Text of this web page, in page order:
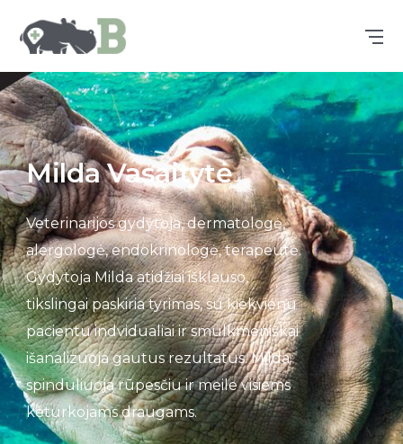
Milda Vasaitytė
Veterinarijos gydytoja, dermatologė,
alergologė, endokrinologė, terapeutė.
Gydytoja Milda atidžiai išklauso,
tikslingai paskiria tyrimas, su kiekvienu
pacientu indvidualiai ir smulkmeniškai
išanalizuoja gautus rezultatus. Milda
spinduliuoja rūpesčiu ir meile visiems
keturkojams draugams.